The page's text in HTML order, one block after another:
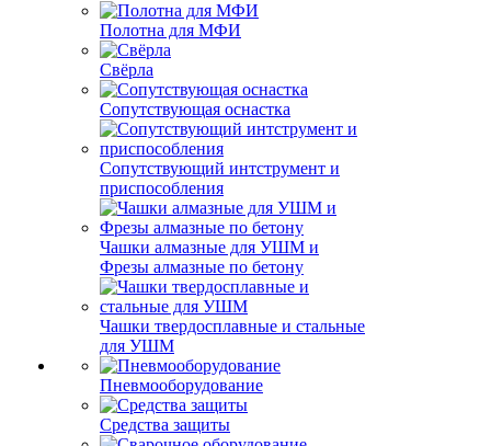
Полотна для МФИ
Свёрла
Сопутствующая оснастка
Сопутствующий интструмент и
приспособления
Чашки алмазные для УШМ и
Фрезы алмазные по бетону
Чашки твердосплавные и стальные
для УШМ
Пневмооборудование
Средства защиты